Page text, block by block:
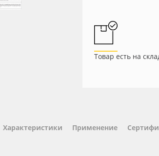
Товар есть на
Характеристики Применение